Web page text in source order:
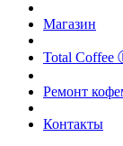
Магазин
Total Coffee
Ремонт
Контакты